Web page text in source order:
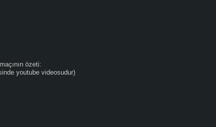
özeti:
youtube videosudur)